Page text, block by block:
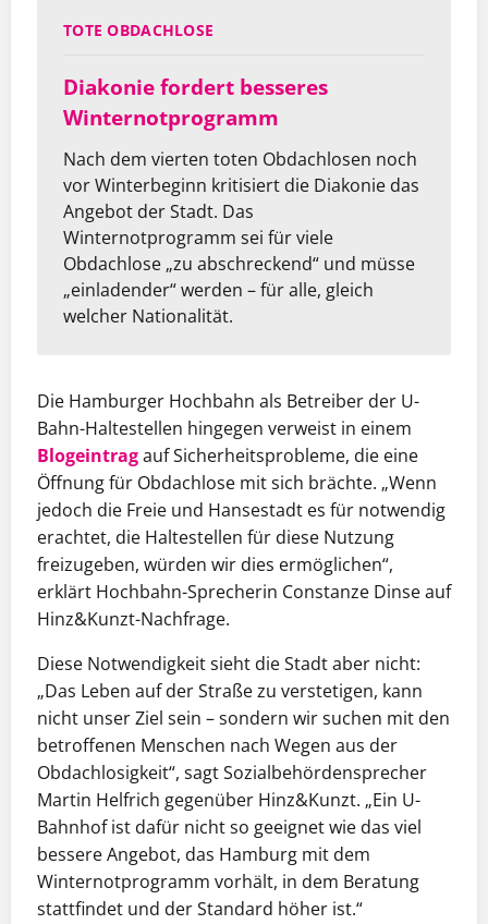
TOTE OBDACHLOSE
Diakonie fordert besseres
Winternotprogramm
Nach dem vierten toten Obdachlosen noch
vor Winterbeginn kritisiert die Diakonie das
Angebot der Stadt. Das
Winternotprogramm sei für viele
Obdachlose „zu abschreckend“ und müsse
„einladender“ werden – für alle, gleich
welcher Nationalität.
Die Hamburger Hochbahn als Betreiber der U-
Bahn-Haltestellen hingegen verweist in einem
Blogeintragauf Sicherheitsprobleme, die eine
Öffnung für Obdachlose mit sich brächte. „Wenn
jedoch die Freie und Hansestadt es für notwendig
erachtet, die Haltestellen für diese Nutzung
freizugeben, würden wir dies ermöglichen“,
erklärt Hochbahn-Sprecherin Constanze Dinse auf
Hinz&Kunzt-Nachfrage.
Diese Notwendigkeit sieht die Stadt aber nicht:
„Das Leben auf der Straße zu verstetigen, kann
nicht unser Ziel sein – sondern wir suchen mit den
betroffenen Menschen nach Wegen aus der
Obdachlosigkeit“, sagt Sozialbehördensprecher
Martin Helfrich gegenüber Hinz&Kunzt. „Ein U-
Bahnhof ist dafür nicht so geeignet wie das viel
bessere Angebot, das Hamburg mit dem
Winternotprogramm vorhält, in dem Beratung
stattfindet und der Standard höher ist.“